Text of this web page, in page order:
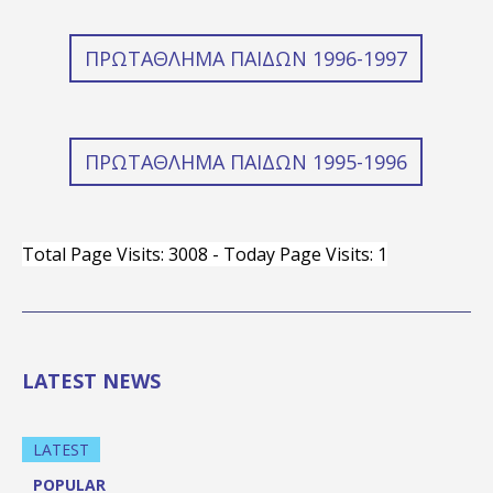
ΠΡΩΤΆΘΛΗΜΑ ΠΑΊΔΩΝ 1996-1997
ΠΡΩΤΆΘΛΗΜΑ ΠΑΊΔΩΝ 1995-1996
Total Page Visits: 3008 - Today Page Visits: 1
LATEST NEWS
LATEST
POPULAR